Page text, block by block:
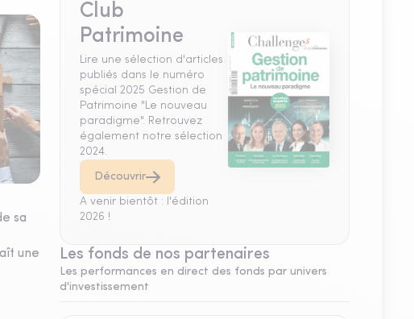
sa
une
Club
Patrimoine
Lire une sélection d'articles
publiés dans le numéro
spécial 2025 Gestion de
Patrimoine "Le nouveau
paradigme". Retrouvez
également notre sélection
2024.
Découvrir
A venir bientôt : l'édition
2026 !
Les fonds de nos partenaires
Les performances en direct des fonds par univers
d'investissement